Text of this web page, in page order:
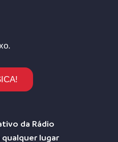
da Rádio
qualquer lugar